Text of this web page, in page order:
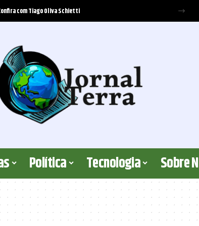
com Tiago Oliva Schietti
Política Tecnologia Sobre